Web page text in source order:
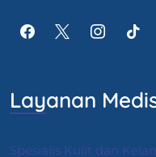
Layanan
Spesialis Kulit dan